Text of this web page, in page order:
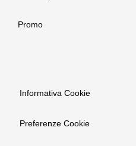
Promo
Informativa Cookie
Preferenze Cookie